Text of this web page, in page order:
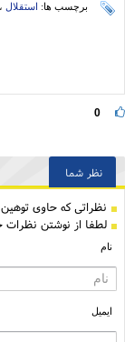
برچسب ها: استقلال ،
0
نظر شما
نظراتی كه حاوی
لطفا از نوشتن نظرات
نام
ایمیل